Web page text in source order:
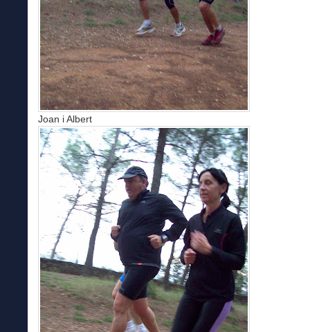
Joan i Albert